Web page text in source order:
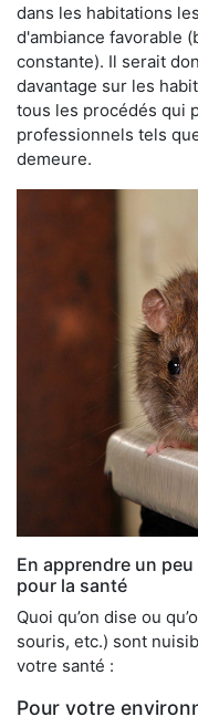
dans les habitations
d'ambiance favorable
constante). Il serait
davantage sur les
tous les procédés qui
professionnels tels
demeure.
En apprendre un
pour la santé
Quoi qu’on dise ou
souris, etc.) sont
votre santé :
Pour votre